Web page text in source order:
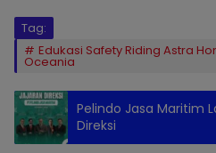
Tag:
Edukasi Safety Riding Astra
Oceania
Pelindo Jasa Maritim
Direksi